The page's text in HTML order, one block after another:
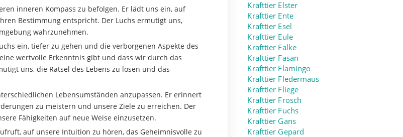
inneren Kompass zu befolgen. Er lädt uns ein, auf
Bestimmung entspricht. Der Luchs ermutigt uns,
wahrzunehmen.
ein, tiefer zu gehen und die verborgenen Aspekte des
wertvolle Erkenntnis gibt und dass wir durch das
uns, die Rätsel des Lebens zu lösen und das
Lebensumständen anzupassen. Er erinnert
zu meistern und unsere Ziele zu erreichen. Der
Fähigkeiten auf neue Weise einzusetzen.
auf unsere Intuition zu hören, das Geheimnisvolle zu
Krafttier Elster
Krafttier Ente
Krafttier Esel
Krafttier Eule
Krafttier Falke
Krafttier Fasan
Krafttier Flamingo
Krafttier Fledermaus
Krafttier Fliege
Krafttier Frosch
Krafttier Fuchs
Krafttier Gans
Krafttier Gepard